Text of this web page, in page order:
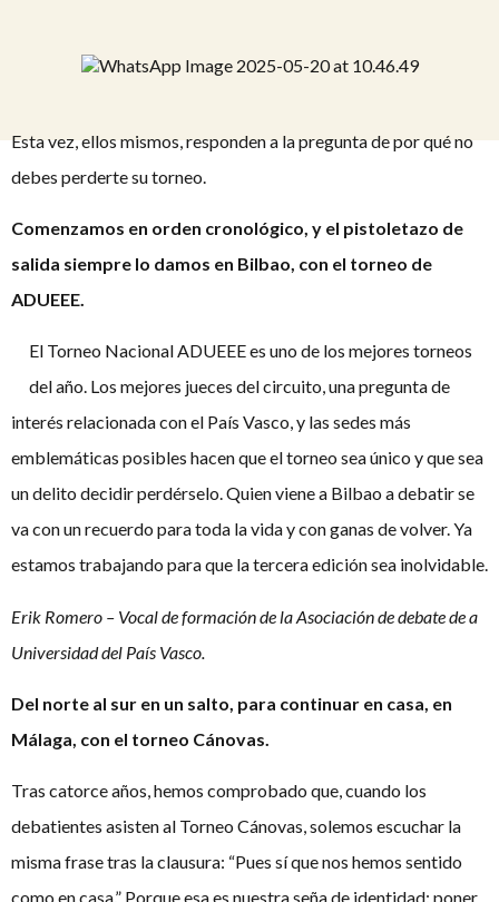
Esta vez, ellos mismos, responden a la pregunta de por qué no
debes perderte su torneo.
Comenzamos en orden cronológico, y el pistoletazo de
salida siempre lo damos en Bilbao, con el torneo de
ADUEEE.
El Torneo Nacional ADUEEE es uno de los mejores torneos
del año. Los mejores jueces del circuito, una pregunta de
interés relacionada con el País Vasco, y las sedes más
emblemáticas posibles hacen que el torneo sea único y que sea
un delito decidir perdérselo. Quien viene a Bilbao a debatir se
va con un recuerdo para toda la vida y con ganas de volver. Ya
estamos trabajando para que la tercera edición sea inolvidable.
Erik Romero – Vocal de formación de la Asociación de debate de a
Universidad del País Vasco.
Del norte al sur en un salto, para continuar en casa, en
Málaga, con el torneo Cánovas.
Tras catorce años, hemos comprobado que, cuando los
debatientes asisten al Torneo Cánovas, solemos escuchar la
misma frase tras la clausura: “Pues sí que nos hemos sentido
como en casa.” Porque esa es nuestra seña de identidad: poner